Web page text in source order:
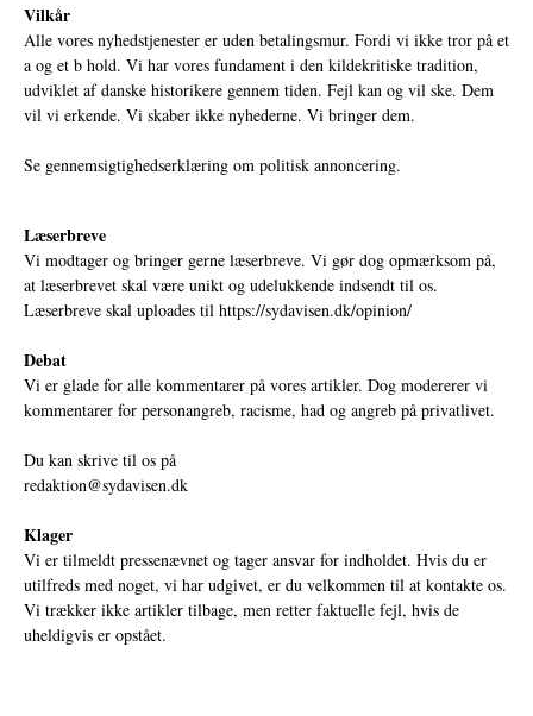
Vilkår
Alle vores nyhedstjenester er uden betalingsmur. Fordi vi ikke tror på et
a og et b hold. Vi har vores fundament i den kildekritiske tradition,
udviklet af danske historikere gennem tiden. Fejl kan og vil ske. Dem
vil vi erkende. Vi skaber ikke nyhederne. Vi bringer dem.
Se gennemsigtighedserklæring om politisk annoncering.
Læserbreve
Vi modtager og bringer gerne læserbreve. Vi gør dog opmærksom på,
at læserbrevet skal være unikt og udelukkende indsendt til os.
Læserbreve skal uploades til https://sydavisen.dk/opinion/
Debat
Vi er glade for alle kommentarer på vores artikler. Dog modererer vi
kommentarer for personangreb, racisme, had og angreb på privatlivet.
Du kan skrive til os på
redaktion@sydavisen.dk
Klager
Vi er tilmeldt pressenævnet og tager ansvar for indholdet. Hvis du er
utilfreds med noget, vi har udgivet, er du velkommen til at kontakte os.
Vi trækker ikke artikler tilbage, men retter faktuelle fejl, hvis de
uheldigvis er opstået.